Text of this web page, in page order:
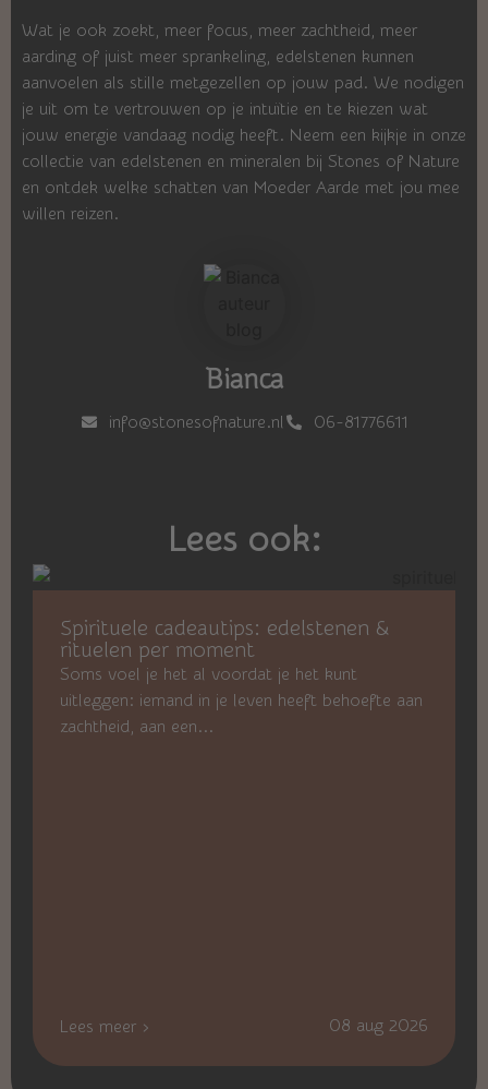
Wat je ook zoekt, meer focus, meer zachtheid, meer
aarding of juist meer sprankeling, edelstenen kunnen
aanvoelen als stille metgezellen op jouw pad. We nodigen
je uit om te vertrouwen op je intuïtie en te kiezen wat
jouw energie vandaag nodig heeft. Neem een kijkje in onze
collectie van edelstenen en mineralen bij Stones of Nature
en ontdek welke schatten van Moeder Aarde met jou mee
willen reizen.
Bianca
info@stonesofnature.nl 06-81776611
Lees ook:
Spirituele cadeautips: edelstenen &
rituelen per moment
Soms voel je het al voordat je het kunt
uitleggen: iemand in je leven heeft behoefte aan
zachtheid, aan een...
Lees meer › 08 aug 2026